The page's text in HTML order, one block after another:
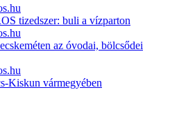
tizedszer: buli a vízparton
az óvodai, bölcsődei
Kiskun vármegyében